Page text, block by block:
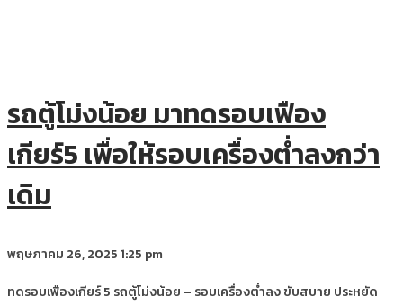
รถตู้โม่งน้อย มาทดรอบเฟือง
เกียร์5 เพื่อให้รอบเครื่องต่ำลงกว่า
เดิม
พฤษภาคม 26, 20251:25 pm
ทดรอบเฟืองเกียร์ 5 รถตู้โม่งน้อย – รอบเครื่องต่ำลง ขับสบาย ประหยัด